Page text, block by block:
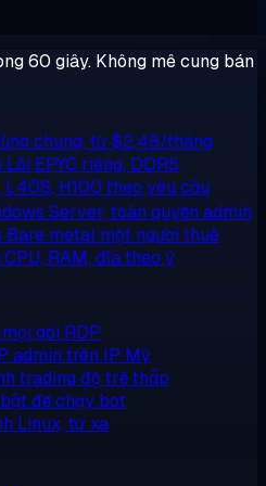
60 giây. Không mê cung bán
chung, từ $2,48/tháng
Lõi EPYC riêng, DDR5
L40S, H100 theo yêu cầu
Server, toàn quyền admin
Bare metal một người thuê
CPU, RAM, đĩa theo ý
gói RDP
admin trên IP Mỹ
trading độ trễ thấp
để chạy bot
Linux, từ xa